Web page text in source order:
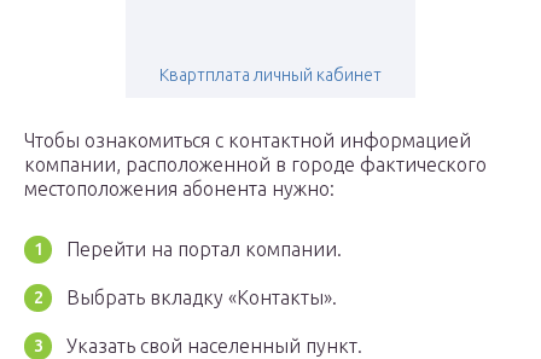
Квартплата личный кабинет
Чтобы ознакомиться с контактной информацией
компании, расположенной в городе фактического
местоположения абонента нужно:
Перейти на портал компании.
Выбрать вкладку «Контакты».
Указать свой населенный пункт.